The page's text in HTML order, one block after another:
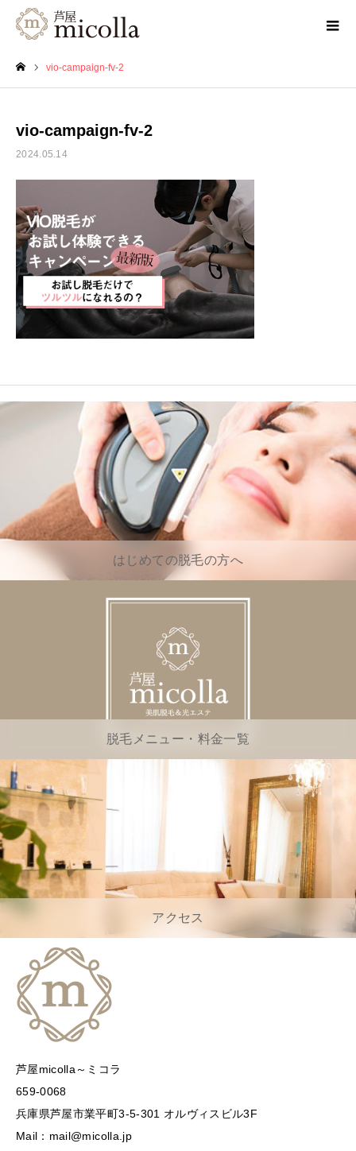
vio-campaign-fv-2
vio-campaign-fv-2
2024.05.14
はじめての脱毛の方へ
脱毛メニュー・料金一覧
アクセス
芦屋micolla～ミコラ
659-0068
兵庫県芦屋市業平町3-5-301 オルヴィスビル3F
Mail：mail@micolla.jp